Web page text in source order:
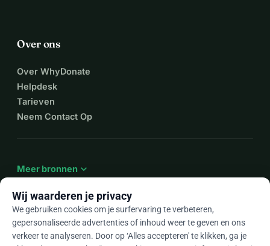
Over ons
Over WhyDonate
Helpdesk
Tarieven
Neem Contact Op
Meer bronnen expand_more
Nlarrow_drop_down
Wij waarderen je privacy
We gebruiken cookies om je surfervaring te verbeteren,
gepersonaliseerde advertenties of inhoud weer te geven en ons
verkeer te analyseren. Door op ‘Alles accepteren' te klikken, ga je